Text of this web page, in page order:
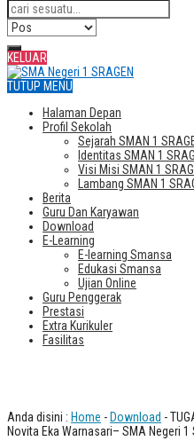
KELUAR
TUTUP MENU
Halaman Depan
Profil Sekolah
Sejarah SMAN 1
Identitas SMAN 1
Visi Misi SMAN 1
Lambang SMAN 1
Berita
Guru Dan Karyawan
Download
E-Learning
E-learning Smansa
Edukasi Smansa
Ujian Online
Guru Penggerak
Prestasi
Extra Kurikuler
Fasilitas
Anda disini : Home -Download -
Novita Eka Warnasari– SMA Negeri 1